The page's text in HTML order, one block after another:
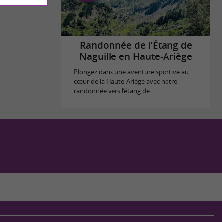
Randonnée de l’Étang de
Naguille en Haute-Ariège
Plongez dans une aventure sportive au
cœur de la Haute-Ariège avec notre
randonnée vers l’étang de ...